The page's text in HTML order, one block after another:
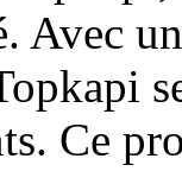
Avec
Ce